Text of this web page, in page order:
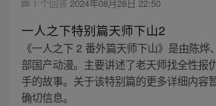
1 个回答 2024年08月28日 22:50
一人之下特别篇天师下山2
《一人之下 2 番外篇天师下山》是由陈烨
部国产动漫。主要讲述了老天师找全性报
手的故事。关于该特别篇的更多详细内容
确切信息。